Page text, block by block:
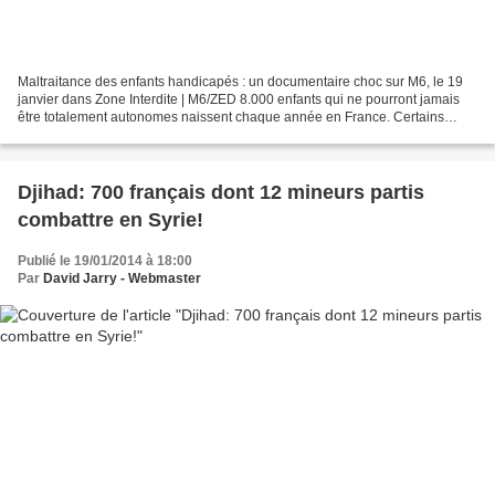
Maltraitance des enfants handicapés : un documentaire choc sur M6, le 19
janvier dans Zone Interdite | M6/ZED 8.000 enfants qui ne pourront jamais
être totalement autonomes naissent chaque année en France. Certains
Djihad: 700 français dont 12 mineurs partis
combattre en Syrie!
Publié le 19/01/2014 à 18:00
Par David Jarry - Webmaster